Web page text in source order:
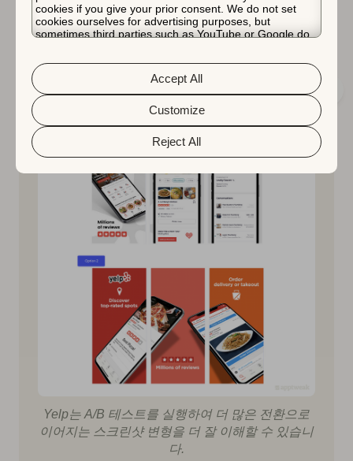
cookies if you give your prior consent. We do not set
cookies ourselves for advertising purposes, but
sometimes third parties such as YouTube or Google do.
about the protection of your personal data and the
different cookies we use, please read our
&Privacy Policy. You can customize your cookie settings
and preferences by clicking the “Customize” button.
Reject All
Customize
Accept All
니다. 이제, 제품 페이지 최적화를 통해, 앱은 실제로 A/B
테스트를 실행하여 구현하기 전에 전환 상승을 더 잘 이해
할 수 있었습니다.
Yelp는 A/B 테스트를 실행하여 더 많은 전환으로
이어지는 스크린샷 변형을 더 잘 이해할 수 있습니
다.